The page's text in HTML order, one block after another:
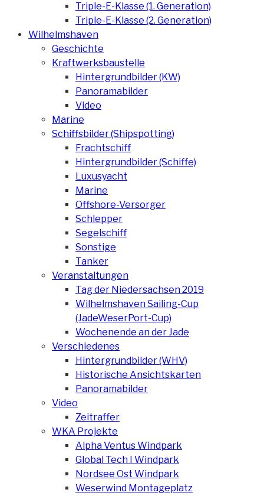
Triple-E-Klasse (1. Generation)
Triple-E-Klasse (2. Generation)
Wilhelmshaven
Geschichte
Kraftwerksbaustelle
Hintergrundbilder (KW)
Panoramabilder
Video
Marine
Schiffsbilder (Shipspotting)
Frachtschiff
Hintergrundbilder (Schiffe)
Luxusyacht
Marine
Offshore-Versorger
Schlepper
Segelschiff
Sonstige
Tanker
Veranstaltungen
Tag der Niedersachsen 2019
Wilhelmshaven Sailing-Cup
(JadeWeserPort-Cup)
Wochenende an der Jade
Verschiedenes
Hintergrundbilder (WHV)
Historische Ansichtskarten
Panoramabilder
Video
Zeitraffer
WKA Projekte
Alpha Ventus Windpark
Global Tech I Windpark
Nordsee Ost Windpark
Weserwind Montageplatz